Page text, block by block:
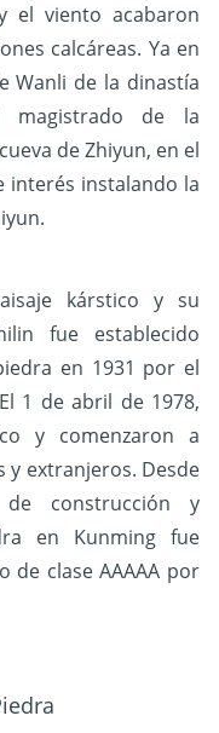
el viento acabaron
calcáreas. Ya en
Wanli de la dinastía
magistrado de la
de Zhiyun, en el
interés instalando la
kárstico y su
fue establecido
en 1931 por el
El 1 de abril de 1978,
y comenzaron a
y extranjeros. Desde
construcción y
en Kunming fue
de clase AAAAA por